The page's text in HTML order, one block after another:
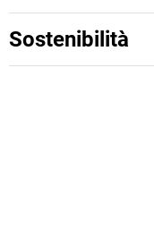
Sostenibilità